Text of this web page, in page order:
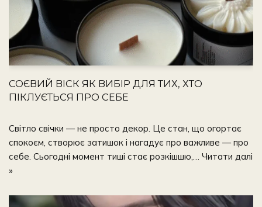
СОЄВИЙ ВІСК ЯК ВИБІР ДЛЯ ТИХ, ХТО
ПІКЛУЄТЬСЯ ПРО СЕБЕ
Світло свічки — не просто декор. Це стан, що огортає
спокоєм, створює затишок і нагадує про важливе — про
себе. Сьогодні момент тиші стає розкішшю,… Читати далі
»